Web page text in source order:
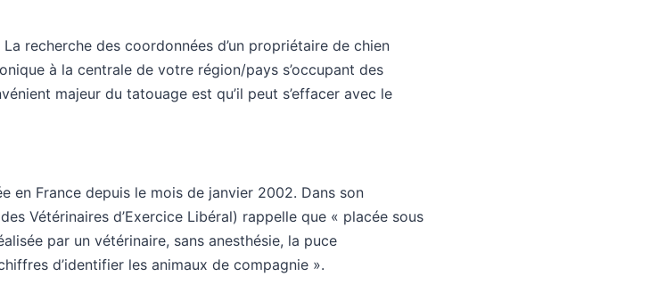
recherche des coordonnées d’un propriétaire de chien
à la centrale de votre région/pays s’occupant des
majeur du tatouage est qu’il peut s’effacer avec le
en France depuis le mois de janvier 2002. Dans son
Vétérinaires d’Exercice Libéral) rappelle que « placée sous
par un vétérinaire, sans anesthésie, la puce
d’identifier les animaux de compagnie ».